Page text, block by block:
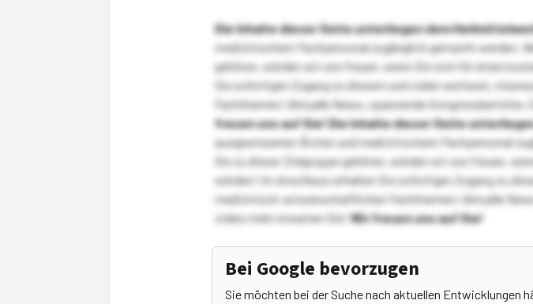
Die Inhalte dieser Seite unterliegen dem
medizinischem Fachpersonal zugänglich gemacht werden.
gehören, würden wir uns freuen, wenn Sie sich für einen
Sie sofortigen Zugang zu diesem und vielen weiteren,
Fachthemen! Aktuelle News, spannende
freuen uns auf Sie!Die Inhalte dieser Seite
ausgewiesenen Ärzten und medizinischem Fachpersonal
Sie zu dieser Zielgruppe gehören, würden wir uns freuen,
würden! Im Anschluss erhalten Sie sofortigen Zugang zu
medizinisch-wissenschaftlichen Fachthemen! Aktuelle
vieles mehr erwarten Sie!Wir freuen uns auf Sie!
Bei Google bevorzugen
Sie möchten bei der Suche nach aktuellen Entwicklungen